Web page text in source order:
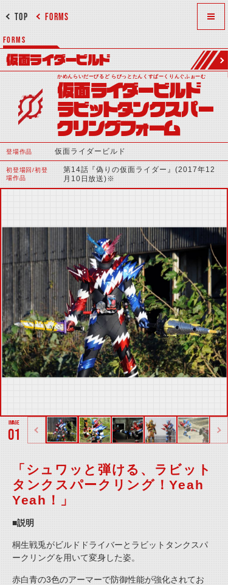
FORMS
TOP
FORMS
仮面ライダービルド
かめんらいだーびるど らびっとたんくすぱーくりんぐふぉーむ
仮面ライダービルド
ラビットタンクスパー
クリングフォーム
登場作品 仮面ライダービルド
初登場回/初登
場作品
第14話『偽りの仮面ライダー』(2017年12
月10日放送)※
01
「シュワッと弾ける、ラビット
タンクスパークリング！Yeah
Yeah！」
■説明
桐生戦兎がビルドドライバーとラビットタンクスパ
ークリングを用いて変身した姿。
赤白青の3色のアーマーで防御性能が強化されてお